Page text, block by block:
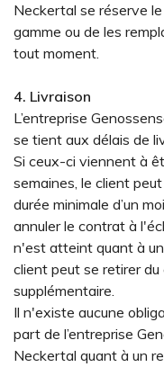
Neckertal se réserve
gamme ou de les
tout moment.
4. Livraison
L’entreprise
se tient aux délais de
Si ceux-ci viennent à
semaines, le client
durée minimale d’un
annuler le contrat à
n'est atteint quant à
client peut se retirer
supplémentaire.
Il n'existe aucune
part de l’entreprise
Neckertal quant à un